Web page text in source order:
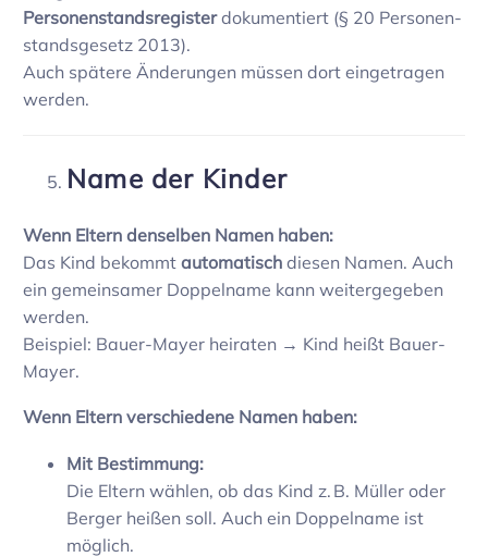
Perso­nen­stands­re­gisterdoku­men­tiert (§ 20 Perso­nen­
stands­ge­setz 2013).
Auch spätere Ände­rungen müssen dort einge­tragen
werden.
Name der Kinder
Wenn Eltern denselben Namen haben:
Das Kind bekommt auto­ma­tisch diesen Namen. Auch
ein gemein­samer Doppel­name kann weiter­ge­geben
werden.
Beispiel: Bauer-Mayer heiraten → Kind heißt Bauer-
Mayer.
Wenn Eltern verschie­dene Namen haben:
Mit Bestim­mung:
Die Eltern wählen, ob das Kind z. B. Müller oder
Berger heißen soll. Auch ein Doppel­name ist
möglich.